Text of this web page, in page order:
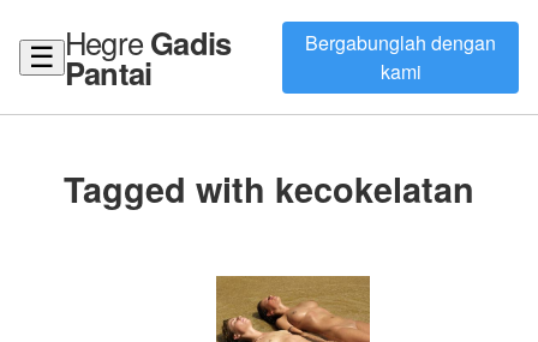
☰ HegreGadis
Pantai
Bergabunglah dengan
kami
Tagged with kecokelatan